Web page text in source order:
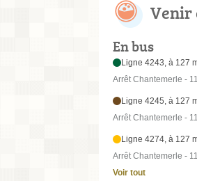
Venir
En bus
Ligne 4243, à 127
Arrêt Chantemerle -
Ligne 4245, à 127
Arrêt Chantemerle -
Ligne 4274, à 127
Arrêt Chantemerle -
Voir tout